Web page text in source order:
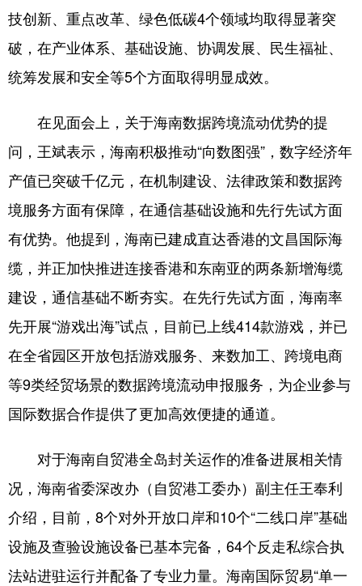
技创新、重点改革、绿色低碳4个领域均取得显著突
破，在产业体系、基础设施、协调发展、民生福祉、
统筹发展和安全等5个方面取得明显成效。
在见面会上，关于海南数据跨境流动优势的提
问，王斌表示，海南积极推动“向数图强”，数字经济年
产值已突破千亿元，在机制建设、法律政策和数据跨
境服务方面有保障，在通信基础设施和先行先试方面
有优势。他提到，海南已建成直达香港的文昌国际海
缆，并正加快推进连接香港和东南亚的两条新增海缆
建设，通信基础不断夯实。在先行先试方面，海南率
先开展“游戏出海”试点，目前已上线414款游戏，并已
在全省园区开放包括游戏服务、来数加工、跨境电商
等9类经贸场景的数据跨境流动申报服务，为企业参与
国际数据合作提供了更加高效便捷的通道。
对于海南自贸港全岛封关运作的准备进展相关情
况，海南省委深改办（自贸港工委办）副主任王奉利
介绍，目前，8个对外开放口岸和10个“二线口岸”基础
设施及查验设施设备已基本完备，64个反走私综合执
法站进驻运行并配备了专业力量。海南国际贸易“单一